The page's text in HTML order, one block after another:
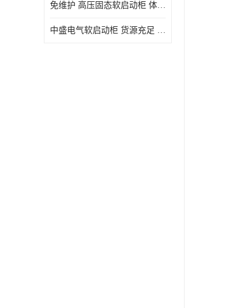
免维护 高压固态软启动柜 体积小、结构紧凑 节能降耗 湖北中盛
中盛电气软启动柜 货源充足 定制一站式服务